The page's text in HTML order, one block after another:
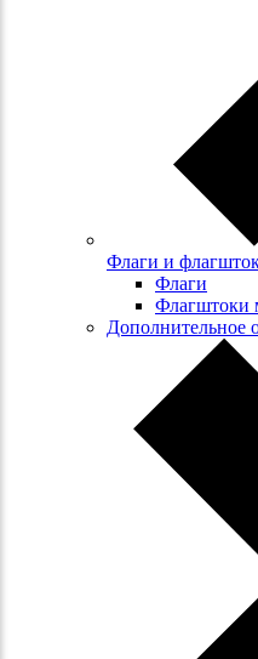
Флаги и
Флаги
Флагштоки
Дополнительное